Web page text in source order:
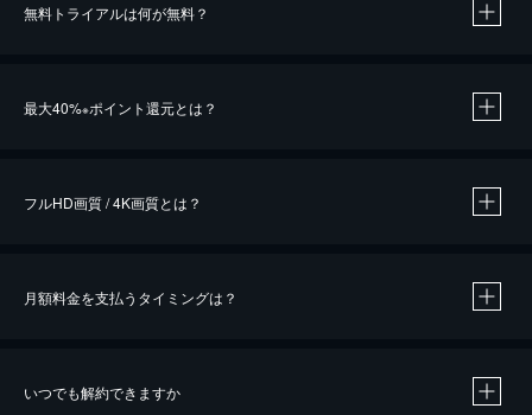
無料トライアルは何が無料？
最大40%※ポイント還元とは？
※40％ポイント還元の対象は、クレジットカード決済による作品の購入 / レンタルです。
フルHD画質 / 4K画質とは？
月額料金を支払うタイミングは？
いつでも解約できますか